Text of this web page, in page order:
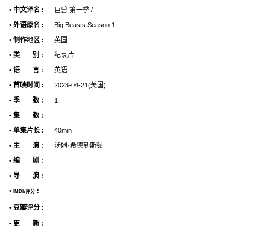
• 中文译名 : 巨兽 第一季 /
• 外语原名 : Big Beasts Season 1
• 制作地区 : 英国
• 类 别 : 纪录片
• 语 言 : 英语
• 首映时间 : 2023-04-21(美国)
• 季 数 : 1
• 集 数 :
• 单集片长 : 40min
• 主 演 : 汤姆·希德勒斯顿
• 编 剧 :
• 导 演 :
• IMDb评分 :
• 豆瓣评分 :
• 更 新 :